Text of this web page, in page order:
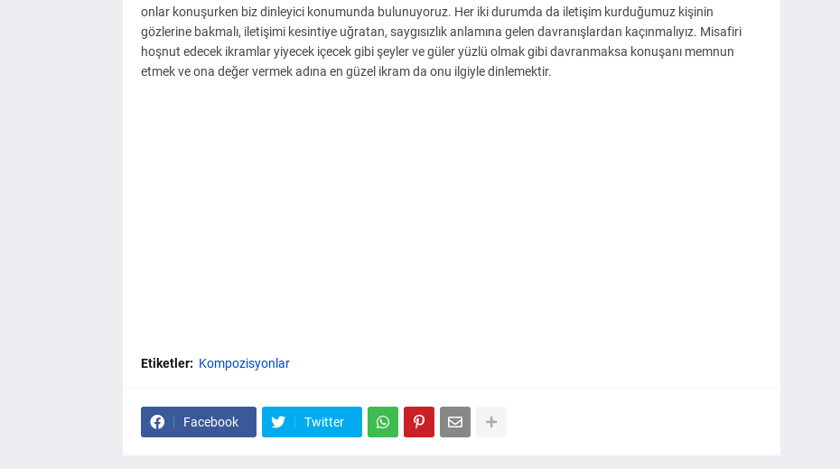
onlar konuşurken biz dinleyici konumunda bulunuyoruz. Her iki durumda da iletişim kurduğumuz kişinin
gözlerine bakmalı, iletişimi kesintiye uğratan, saygısızlık anlamına gelen davranışlardan kaçınmalıyız. Misafiri
hoşnut edecek ikramlar yiyecek içecek gibi şeyler ve güler yüzlü olmak gibi davranmaksa konuşanı memnun
etmek ve ona değer vermek adına en güzel ikram da onu ilgiyle dinlemektir.
Etiketler: Kompozisyonlar
Facebook Twitter